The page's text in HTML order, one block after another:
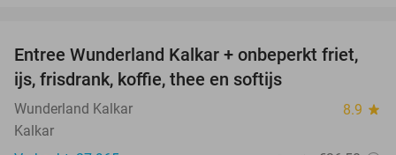
32%
Entree Wunderland Kalkar + onbeperkt friet,
ijs, frisdrank, koffie, thee en softijs
Wunderland Kalkar 8.9 star
Kalkar